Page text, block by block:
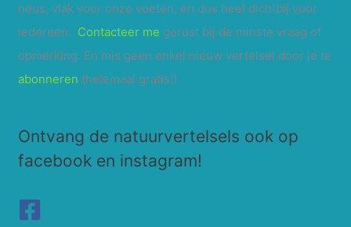
neus, vlak voor onze voeten, en dus heel dichtbij voor
iedereen. Contacteer me gerust bij de minste vraag of
opmerking. En mis geen enkel nieuw vertelsel door je te
abonneren (helemaal gratis!)
Ontvang de natuurvertelsels ook op
facebook en instagram!